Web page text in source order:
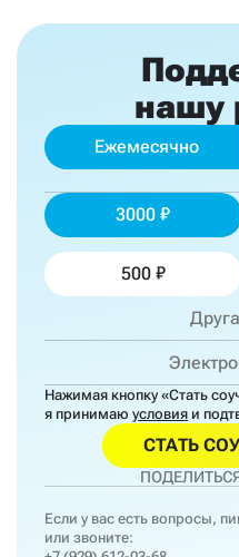
нашу
Ежемесячно
3000
500
Нажимая кнопку «Стать
я принимаю условия и
СТАТЬ
Если у вас есть вопросы,
или звоните: